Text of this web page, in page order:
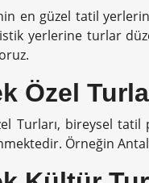
en güzel tatil
yerlerine turlar
Özel
Turları, bireysel tatil
Örneğin